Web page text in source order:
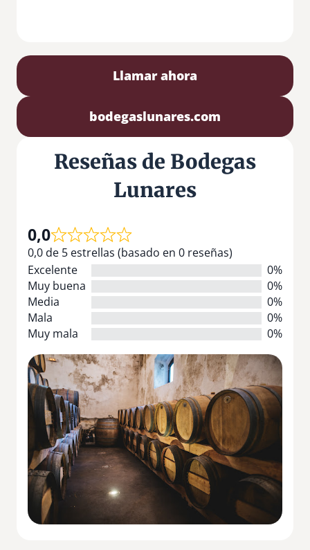
Llamar ahora
bodegaslunares.com
Reseñas de Bodegas
Lunares
0,0
0,0 de 5 estrellas (basado en 0 reseñas)
Excelente
0%
Muy buena
0%
Media
0%
Mala
0%
Muy mala
0%